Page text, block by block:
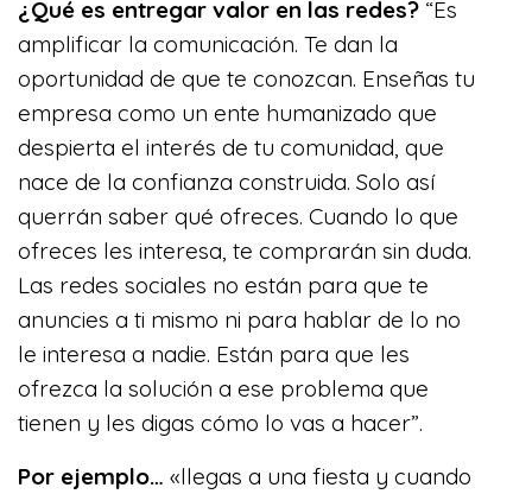
¿Qué es entregar valor en las redes? “Es
amplificar la comunicación. Te dan la
oportunidad de que te conozcan. Enseñas tu
empresa como un ente humanizado que
despierta el interés de tu comunidad, que
nace de la confianza construida. Solo así
querrán saber qué ofreces. Cuando lo que
ofreces les interesa, te comprarán sin duda.
Las redes sociales no están para que te
anuncies a ti mismo ni para hablar de lo no
le interesa a nadie. Están para que les
ofrezca la solución a ese problema que
tienen y les digas cómo lo vas a hacer”.
Por ejemplo… «llegas a una fiesta y cuando